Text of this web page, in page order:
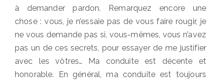
à demander pardon. Remarquez encore une
chose : vous, je n’essaie pas de vous faire rougir, je
ne vous demande pas si, vous-mêmes, vous n’avez
pas un de ces secrets, pour essayer de me justifier
avec les vôtres… Ma conduite est décente et
honorable. En général, ma conduite est toujours